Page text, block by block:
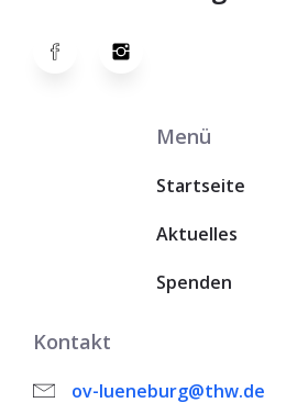
Menü
Startseite
Aktuelles
Spenden
Kontakt
ov-lueneburg@thw.de